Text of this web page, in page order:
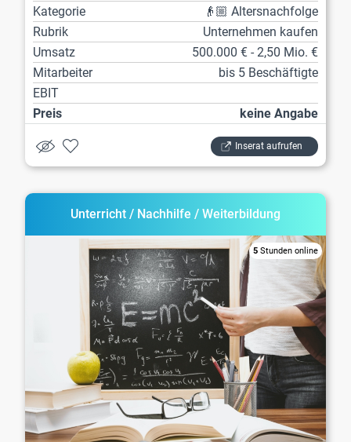
Kategorie
👴🏼 Altersnachfolge
Rubrik
Unternehmen kaufen
Umsatz
500.000 € - 2,50 Mio. €
Mitarbeiter
bis 5 Beschäftigte
EBIT
Preis
keine Angabe
Inserat aufrufen
Unterricht / Nachhilfe / Weiterbildung
5 Stunden online